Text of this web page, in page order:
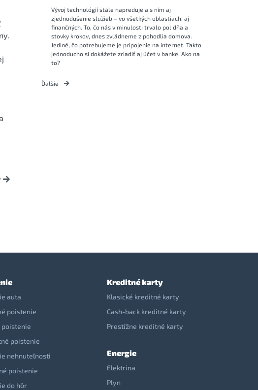
Vývoj technológií stále napreduje a s ním aj
zjednodušenie služieb – vo všetkých oblastiach, aj
finančných. To, čo nás v minulosti trvalo pol dňa a
stovky krokov, dnes zvládneme z pohodlia domova.
Jediné, čo potrebujeme je pripojenie na internet. Takto
jednoducho si dokážete zriadiť aj účet v banke. Ako na
to?
Ďalšie
auta
poistenie
poistenie
poistenie
nehnuteľnosti
poistenie
do hôr
Kreditné karty
Klasické kreditné karty
Cash-back kreditné karty
Prestížne kreditné karty
Energie
Elektrina
Plyn